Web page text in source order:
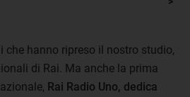
che hanno ripreso il nostro studio,
di Rai. Ma anche la prima
Rai Radio Uno, dedica